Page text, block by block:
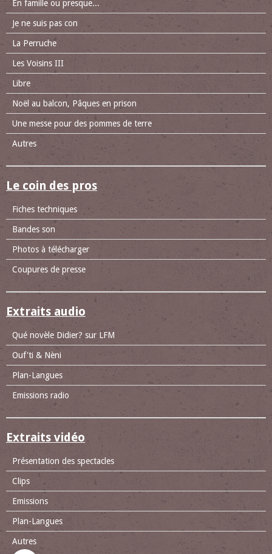
En famille ou presque...
Je ne suis pas con
La Perruche
Les Voisins III
Libre
Noël au balcon, Pâques en prison
Une messe pour des pommes de terre
Autres
Le coin des pros
Fiches techniques
Bandes son
Photos à télécharger
Coupures de presse
Extraits audio
Qué novèle Didier? sur LFM
Ouf'ti & Nèni
Plan-Langues
Emissions radio
Extraits vidéo
Présentation des spectacles
Clips
Emissions
Plan-Langues
Autres